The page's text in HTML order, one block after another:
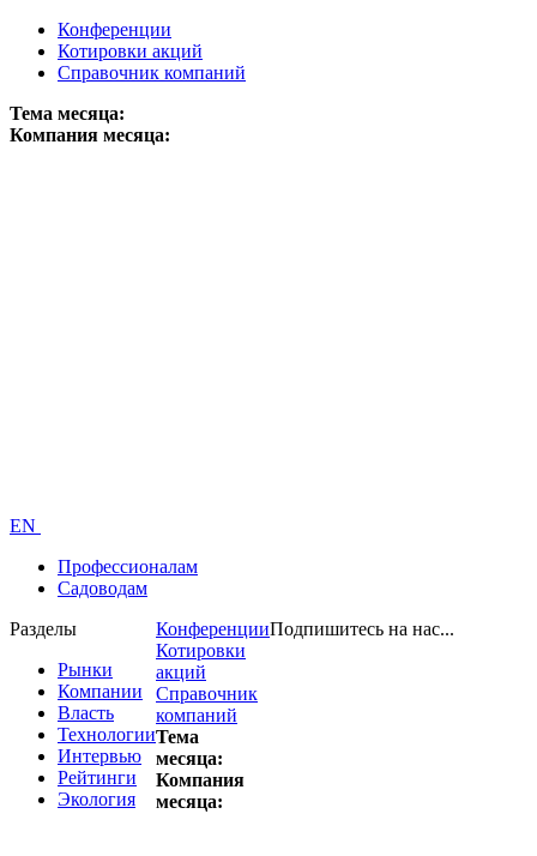
Конференции
Котировки акций
Справочник компаний
Тема месяца:
Компания месяца:
EN
Профессионалам
Садоводам
Разделы
Рынки
Компании
Власть
Технологии
Интервью
Рейтинги
Экология
Конференции
Котировки
акций
Справочник
компаний
Тема
месяца:
Компания
месяца:
Подпишитесь на нас...